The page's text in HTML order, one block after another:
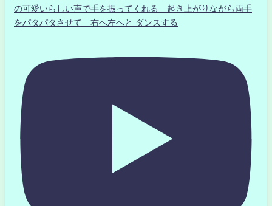
の可愛いらしい声で手を振ってくれる 起き上がりながら両手
をパタパタさせて 右へ左へと ダンスする